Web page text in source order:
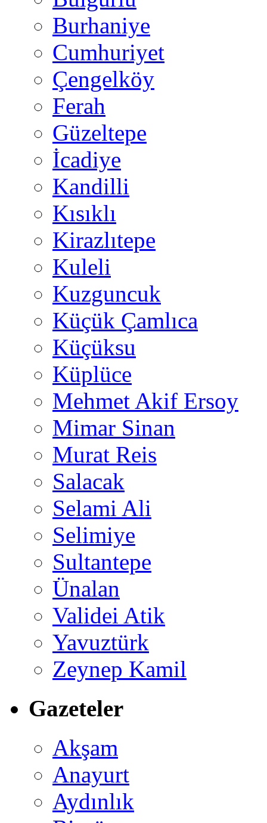
Burhaniye
Cumhuriyet
Çengelköy
Ferah
Güzeltepe
İcadiye
Kandilli
Kısıklı
Kirazlıtepe
Kuleli
Kuzguncuk
Küçük Çamlıca
Küçüksu
Küplüce
Mehmet Akif Ersoy
Mimar Sinan
Murat Reis
Salacak
Selami Ali
Selimiye
Sultantepe
Ünalan
Validei Atik
Yavuztürk
Zeynep Kamil
Gazeteler
Akşam
Anayurt
Aydınlık